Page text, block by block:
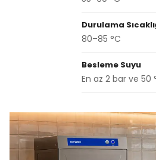
Durulama
80–85 °C
Besleme Suyu
En az 2 bar ve 50